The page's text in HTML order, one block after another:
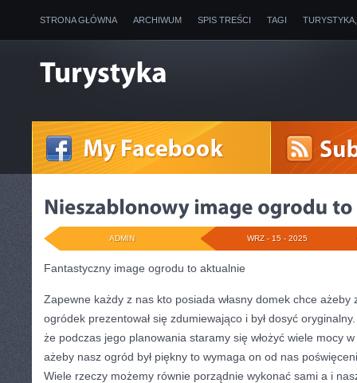
STRONA GŁÓWNA ARCHIWUM SPIS TREŚCI TAGI
WRZ - 15 - 2025
ADMIN
Fantastyczny image ogrodu to aktualnie
Zapewne każdy z nas kto posiada własny domek chce ażeby
ogródek prezentował się zdumiewająco i był dosyć
że podczas jego planowania staramy się włożyć wiele mocy
ażeby nasz ogród był piękny to wymaga on od nas
Wiele rzeczy możemy równie porządnie wykonać sami a i